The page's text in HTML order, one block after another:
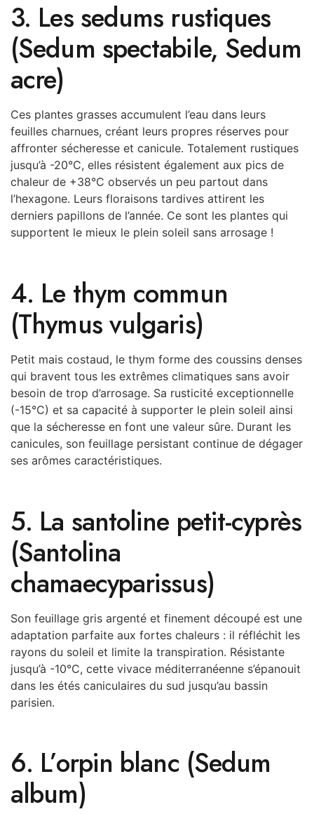
3. Les sedums rustiques
(Sedum spectabile, Sedum
acre)
Ces plantes grasses accumulent l’eau dans leurs
feuilles charnues, créant leurs propres réserves pour
affronter sécheresse et canicule. Totalement rustiques
jusqu’à -20°C, elles résistent également aux pics de
chaleur de +38°C observés un peu partout dans
l’hexagone. Leurs floraisons tardives attirent les
derniers papillons de l’année. Ce sont les plantes qui
supportent le mieux le plein soleil sans arrosage !
4. Le thym commun
(Thymus vulgaris)
Petit mais costaud, le thym forme des coussins denses
qui bravent tous les extrêmes climatiques sans avoir
besoin de trop d’arrosage. Sa rusticité exceptionnelle
(-15°C) et sa capacité à supporter le plein soleil ainsi
que la sécheresse en font une valeur sûre. Durant les
canicules, son feuillage persistant continue de dégager
ses arômes caractéristiques.
5. La santoline petit-cyprès
(Santolina
chamaecyparissus)
Son feuillage gris argenté et finement découpé est une
adaptation parfaite aux fortes chaleurs : il réfléchit les
rayons du soleil et limite la transpiration. Résistante
jusqu’à -10°C, cette vivace méditerranéenne s’épanouit
dans les étés caniculaires du sud jusqu’au bassin
parisien.
6. L’orpin blanc (Sedum
album)